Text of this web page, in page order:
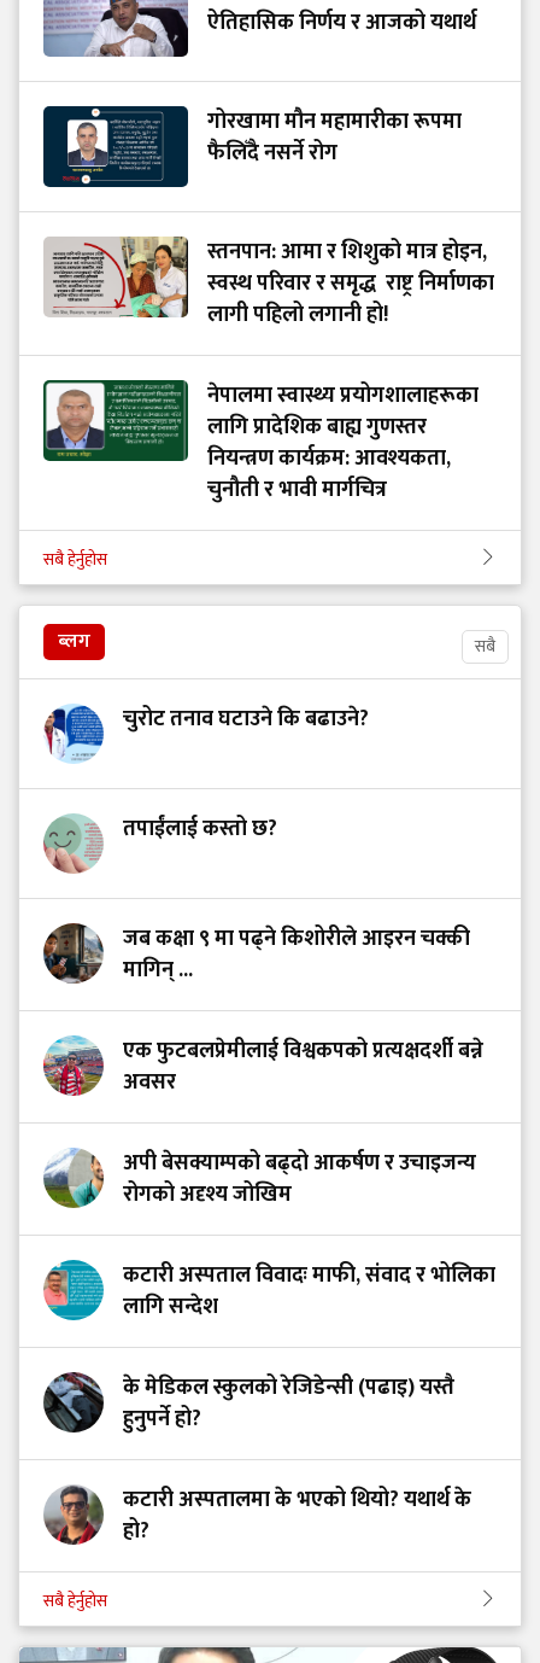
ऐतिहासिक निर्णय र आजको यथार्थ
गोरखामा मौन महामारीका रूपमा
फैलिँदै नसर्ने रोग
स्तनपान: आमा र शिशुको मात्र होइन,
स्वस्थ परिवार र समृद्ध राष्ट्र निर्माणका
लागी पहिलो लगानी हो!
नेपालमा स्वास्थ्य प्रयोगशालाहरूका
लागि प्रादेशिक बाह्य गुणस्तर
नियन्त्रण कार्यक्रम: आवश्यकता,
चुनौती र भावी मार्गचित्र
सबै हेर्नुहोस
ब्लग सबै
चुरोट तनाव घटाउने कि बढाउने?
तपाईंलाई कस्तो छ?
जब कक्षा ९ मा पढ्ने किशोरीले आइरन चक्की
मागिन् ...
एक फुटबलप्रेमीलाई विश्वकपको प्रत्यक्षदर्शी बन्ने
अवसर
अपी बेसक्याम्पको बढ्दो आकर्षण र उचाइजन्य
रोगको अदृश्य जोखिम
कटारी अस्पताल विवादः माफी, संवाद र भोलिका
लागि सन्देश
के मेडिकल स्कुलको रेजिडेन्सी (पढाइ) यस्तै
हुनुपर्ने हो?
कटारी अस्पतालमा के भएको थियो? यथार्थ के
हो?
सबै हेर्नुहोस